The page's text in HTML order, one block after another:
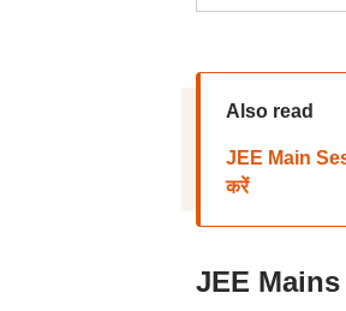
Also read
JEE Main
करें
JEE Mains